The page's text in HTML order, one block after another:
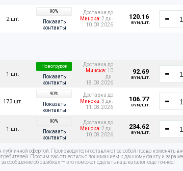
2 шт.
90%
Показать
контакты
Доставка до
Минска:2 дн.
10.08.2026
120.16
BYN/ШТ.
1 шт.
Новогрудок
Показать
контакты
Доставка до
Минска: 10
дн.
18.08.2026
92.69
BYN/ШТ.
173 шт.
90%
Показать
контакты
Доставка до
Минска:3 дн.
11.08.2026
106.77
BYN/ШТ.
1 шт.
90%
Показать
контакты
Доставка до
Минска:2 дн.
10.08.2026
234.62
BYN/ШТ.
офертой. Производители оставляют за собой право изменять
Просим вас отнестись с пониманием к данному факту и
сообщение об ошибках — это поможет сделать наш каталог еще точнее!